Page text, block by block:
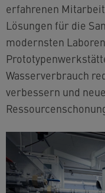
erfahrenen
Lösungen für die
modernsten
Wasserverbrauch
verbessern und